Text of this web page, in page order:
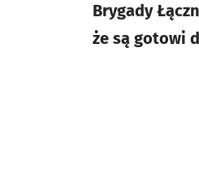
Brygady
że są gotowi